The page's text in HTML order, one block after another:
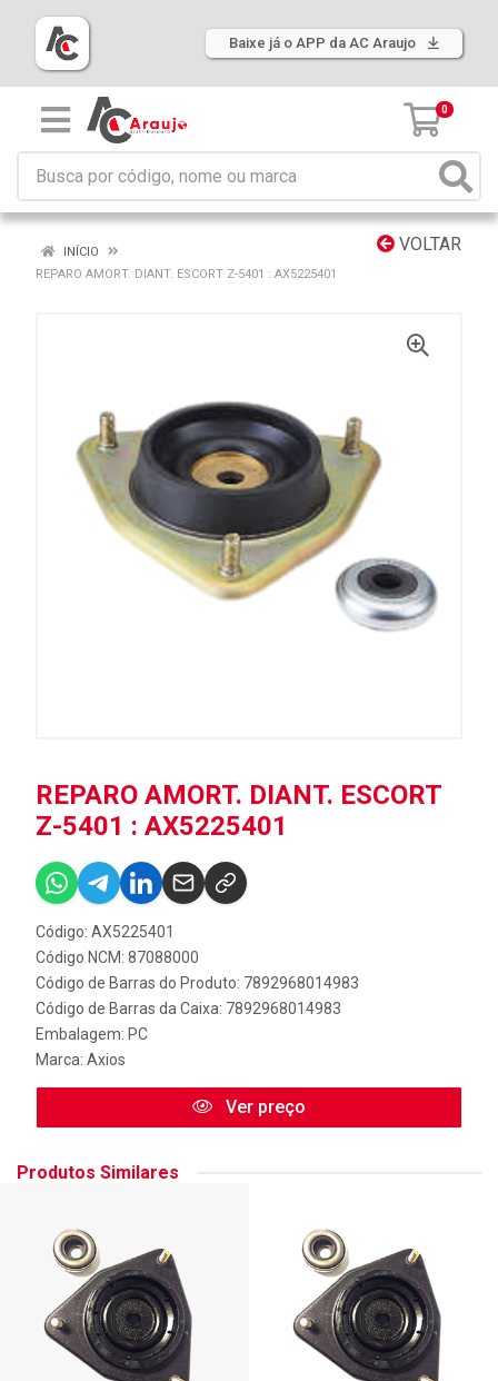
Baixe já o APP da AC Araujo
0
VOLTAR
INÍCIO
REPARO AMORT. DIANT. ESCORT Z-5401 : AX5225401
REPARO AMORT. DIANT. ESCORT
Z-5401 : AX5225401
Código: AX5225401
Código NCM: 87088000
Código de Barras do Produto: 7892968014983
Código de Barras da Caixa: 7892968014983
Embalagem: PC
Marca: Axios
Ver preço
Produtos Similares